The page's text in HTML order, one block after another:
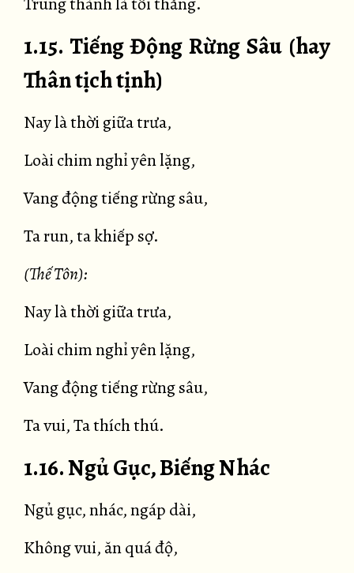
1.15. Tiếng Động Rừng Sâu (hay
Thân tịch tịnh)
Nay là thời giữa trưa,
Loài chim nghỉ yên lặng,
Vang động tiếng rừng sâu,
Ta run, ta khiếp sợ.
(Thế Tôn):
Nay là thời giữa trưa,
Loài chim nghỉ yên lặng,
Vang động tiếng rừng sâu,
Ta vui, Ta thích thú.
1.16. Ngủ Gục, Biếng Nhác
Ngủ gục, nhác, ngáp dài,
Không vui, ăn quá độ,